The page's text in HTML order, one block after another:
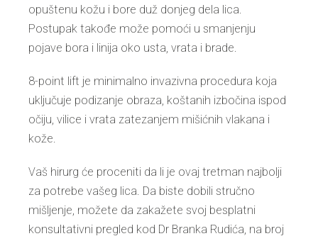
opuštenu kožu i bore duž donjeg dela lica.
Postupak takođe može pomoći u smanjenju
pojave bora i linija oko usta, vrata i brade.
8-point lift je minimalno invazivna procedura koja
uključuje podizanje obraza, koštanih izbočina ispod
očiju, vilice i vrata zatezanjem mišićnih vlakana i
kože.
Vaš hirurg će proceniti da li je ovaj tretman najbolji
za potrebe vašeg lica. Da biste dobili stručno
mišljenje, možete da zakažete svoj besplatni
konsultativni pregled kod Dr Branka Rudića, na broj